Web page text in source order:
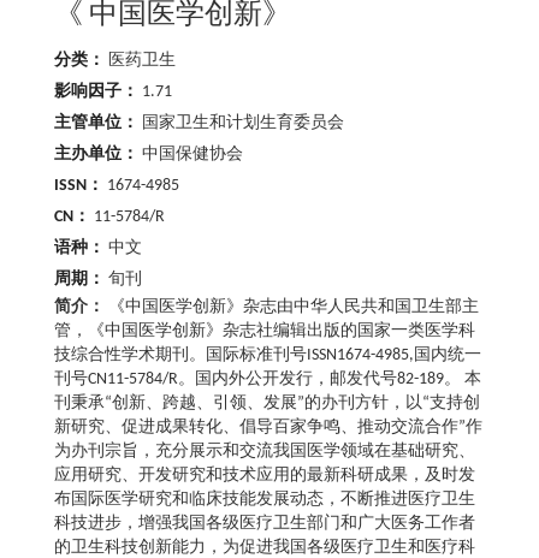
《 中国医学创新》
分类： 医药卫生
影响因子： 1.71
主管单位：
国家卫生和计划生育委员会
主办单位： 中国保健协会
ISSN： 1674-4985
CN： 11-5784/R
语种： 中文
周期： 旬刊
简介：
《中国医学创新》杂志由中华人民共和国卫生部主
管，《中国医学创新》杂志社编辑出版的国家一类医学科
技综合性学术期刊。国际标准刊号ISSN1674-4985,国内统一
刊号CN11-5784/R。国内外公开发行，邮发代号82-189。 本
刊秉承“创新、跨越、引领、发展”的办刊方针，以“支持创
新研究、促进成果转化、倡导百家争鸣、推动交流合作”作
为办刊宗旨，充分展示和交流我国医学领域在基础研究、
应用研究、开发研究和技术应用的最新科研成果，及时发
布国际医学研究和临床技能发展动态，不断推进医疗卫生
科技进步，增强我国各级医疗卫生部门和广大医务工作者
的卫生科技创新能力，为促进我国各级医疗卫生和医疗科